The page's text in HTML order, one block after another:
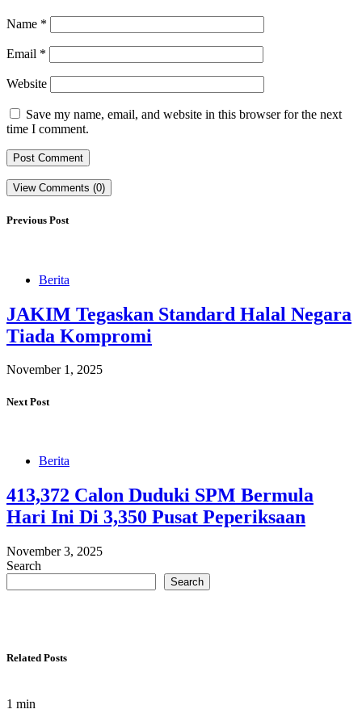
Name *
Email *
Website
Save my name, email, and website in this browser for the next
time I comment.
View Comments (0)
Previous Post
Berita
JAKIM Tegaskan Standard Halal Negara
Tiada Kompromi
November 1, 2025
Next Post
Berita
413,372 Calon Duduki SPM Bermula
Hari Ini Di 3,350 Pusat Peperiksaan
November 3, 2025
Search
Search
Related Posts
1 min